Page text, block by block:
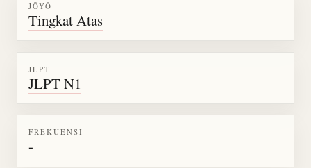
JŌYŌ
Tingkat Atas
JLPT
JLPT N1
FREKUENSI
-